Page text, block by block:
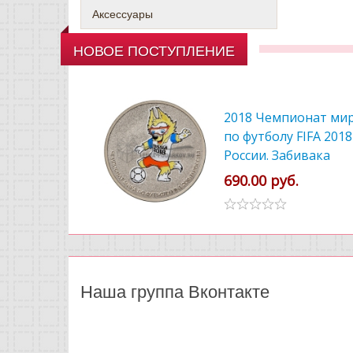
Аксессуары
НОВОЕ ПОСТУПЛЕНИЕ
2018 Чемпионат
по футболу FIFA
России. Забивака
цветной
690.00 руб.
Наша группа Вконтакте